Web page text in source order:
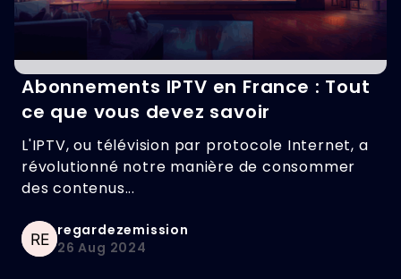
Abonnements IPTV en France : Tout
ce que vous devez savoir
L'IPTV, ou télévision par protocole Internet, a
révolutionné notre manière de consommer
des contenus...
regardezemission
26 Aug 2024